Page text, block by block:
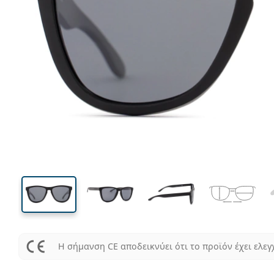
42 mm
Ύψος φακού
54 mm
Μήκος φακού
Μήκος
Η σήμανση CE αποδεικνύει ότι το προϊόν έχει